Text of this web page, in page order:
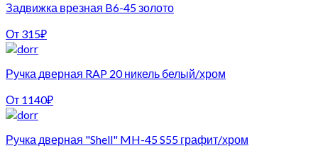
Задвижка врезная B6-45 золото
От 315₽
Ручка дверная RAP 20 никель белый/хром
От 1140₽
Ручка дверная "Shell" MH-45 S55 графит/хром